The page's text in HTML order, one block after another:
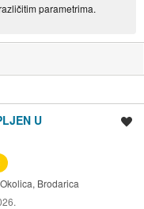
parametrima.
U
Brodarica